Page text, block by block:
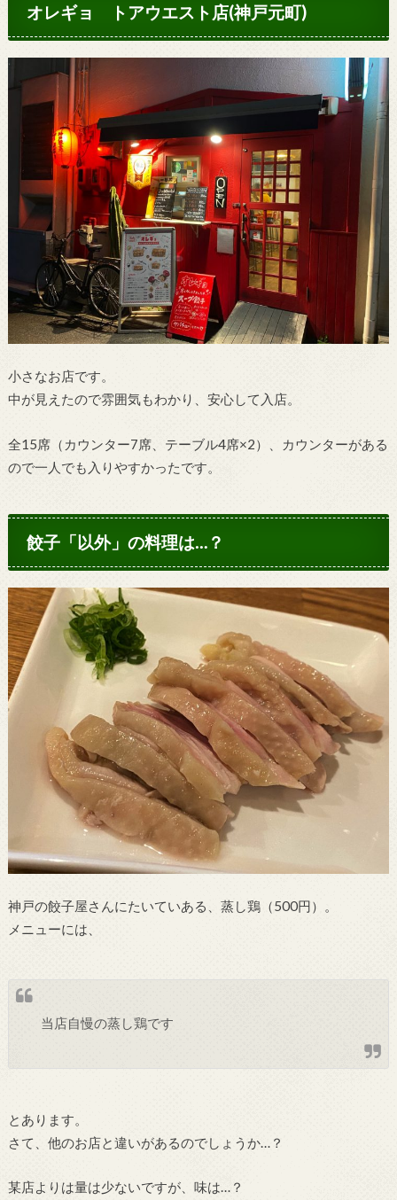
オレギョ トアウエスト店(神戸元町)
小さなお店です。
中が見えたので雰囲気もわかり、安心して入店。
全15席（カウンター7席、テーブル4席×2）、カウンターがある
ので一人でも入りやすかったです。
餃子「以外」の料理は…？
神戸の餃子屋さんにたいていある、蒸し鶏（500円）。
メニューには、
当店自慢の蒸し鶏です
とあります。
さて、他のお店と違いがあるのでしょうか…？
某店よりは量は少ないですが、味は…？